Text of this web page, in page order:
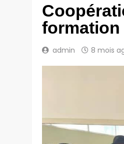
formation
admin 8 mois